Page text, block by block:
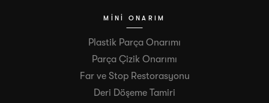
MINI ONARIM
Plastik Parça Onarımı
Parça Çizik Onarımı
Far ve Stop Restorasyonu
Deri Döşeme Tamiri